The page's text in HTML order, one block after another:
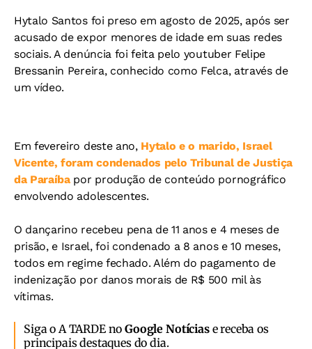
Hytalo Santos foi preso em agosto de 2025, após ser
acusado de expor menores de idade em suas redes
sociais. A denúncia foi feita pelo youtuber Felipe
Bressanin Pereira, conhecido como Felca, através de
um vídeo.
Em fevereiro deste ano, Hytalo e o marido, Israel
Vicente, foram condenados pelo Tribunal de Justiça
da Paraíbapor produção de conteúdo pornográfico
envolvendo adolescentes.
O dançarino recebeu pena de 11 anos e 4 meses de
prisão, e Israel, foi condenado a 8 anos e 10 meses,
todos em regime fechado. Além do pagamento de
indenização por danos morais de R$ 500 mil às
vítimas.
Siga o A TARDE noGoogle Notíciase receba os
principais destaques do dia.